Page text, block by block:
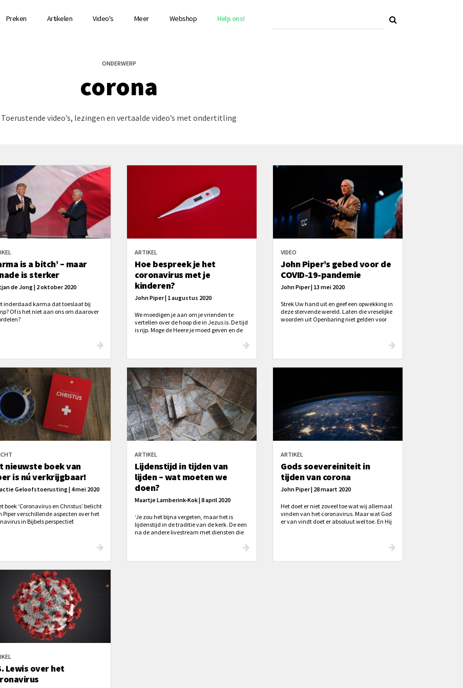
Preken Artikelen Video's Meer Webshop Help ons!
ONDERWERP
corona
Toerustende video’s, lezingen en vertaalde video’s met ondertitling
is a bitch’ – maar
is sterker
de Jong | 2 oktober 2020
inderdaad karma dat toeslaat bij
Of is het niet aan ons om daarover
ARTIKEL
Hoe bespreek je het
coronavirus met je
kinderen?
John Piper | 1 augustus 2020
We moedigen je aan om je vrienden te
vertellen over de hoop die in Jezus is. De tijd
is rijp. Moge de Heere je moed geven en de
VIDEO
John Piper’s gebed voor de
COVID-19-pandemie
John Piper | 13 mei 2020
Strek Uw hand uit en geef een opwekking in
deze stervende wereld. Laten die vreselijke
woorden uit Openbaring niet gelden voor
nieuwste boek van
is nú verkrijgbaar!
Geloofstoerusting | 4 mei 2020
boek ‘Coronavirus en Christus’ belicht
Piper verschillende aspecten over het
in Bijbels perspectief.
ARTIKEL
Lijdenstijd in tijden van
lijden – wat moeten we
doen?
Maartje Lamberink-Kok | 8 april 2020
‘Je zou het bijna vergeten, maar het is
lijdenstijd in de traditie van de kerk. De een
na de andere livestream met diensten die
voorbij. En uit allerlei huizen wordt er online
een lied. Het is lijdenstijd in de tijd van het
ARTIKEL
Gods soevereiniteit in
tijden van corona
John Piper | 28 maart 2020
Het doet er niet zoveel toe wat wij allemaal
vinden van het coronavirus. Maar wat God
er van vindt doet er absoluut wel toe. En Hij
Lewis over het